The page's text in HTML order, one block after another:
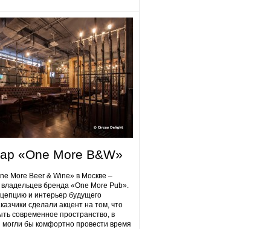
«One More B&W»
More Beer & Wine» в Москве –
бренда «One More Pub».
и интерьер будущего
сделали акцент на том, что
современное пространство, в
могли бы комфортно провести время